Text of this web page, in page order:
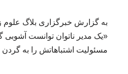
به گزارش خبرگزاری بلاگ علوم
«یک مدیر ناتوان توانست آشوبی
مسئولیت اشتباهاتش را به